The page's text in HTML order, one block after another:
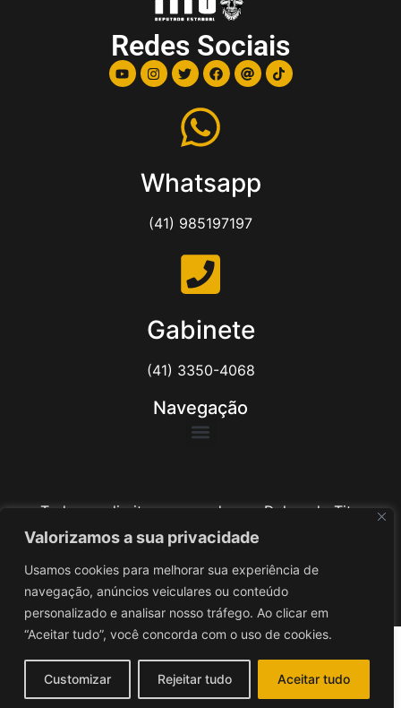
Valorizamos a sua privacidade
Usamos cookies para melhorar sua experiência de
navegação, anúncios veiculares ou conteúdo
personalizado e analisar nosso tráfego. Ao clicar em
“Aceitar tudo”, você concorda com o uso de cookies.
Customizar Rejeitar tudo Aceitar tudo
Redes Sociais
Whatsapp
(41) 985197197
Gabinete
(41) 3350-4068
Navegação
Todos os direitos reservados ao Delegado Tito
Barichello
Desenvolvido poriv3